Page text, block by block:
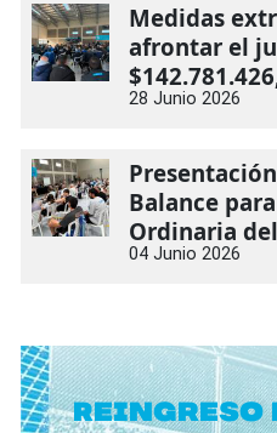
Medidas
afrontar el
28 Junio 2026
Balance
Ordinaria
04 Junio 2026